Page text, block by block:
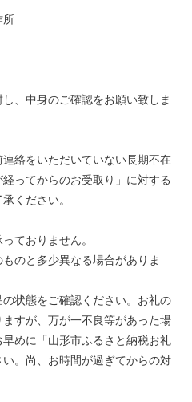
所
、中身のご確認をお願い致しま
絡をいただいていない長期不在
ってからのお受取り」に対する
ください。
ておりません。
のと多少異なる場合がありま
状態をご確認ください。お礼の
すが、万が一不良等があった場
めに「山形市ふるさと納税お礼
。尚、お時間が過ぎてからの対